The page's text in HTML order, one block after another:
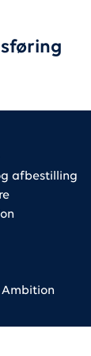
1
afbestilling
2
Ambition